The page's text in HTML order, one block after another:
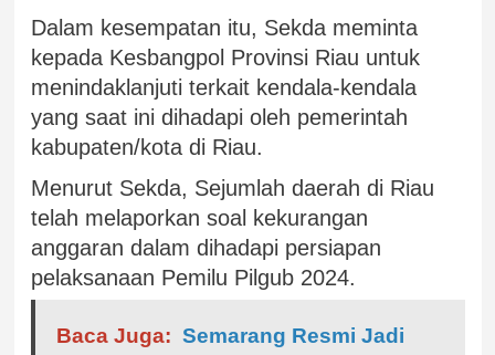
Dalam kesempatan itu, Sekda meminta
kepada Kesbangpol Provinsi Riau untuk
menindaklanjuti terkait kendala-kendala
yang saat ini dihadapi oleh pemerintah
kabupaten/kota di Riau.
Menurut Sekda, Sejumlah daerah di Riau
telah melaporkan soal kekurangan
anggaran dalam dihadapi persiapan
pelaksanaan Pemilu Pilgub 2024.
Baca Juga: Semarang Resmi Jadi